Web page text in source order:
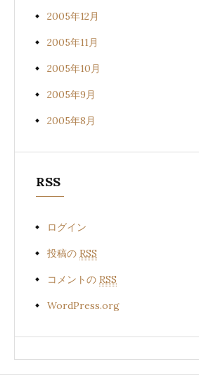
2005年12月
2005年11月
2005年10月
2005年9月
2005年8月
RSS
ログイン
投稿の RSS
コメントの RSS
WordPress.org